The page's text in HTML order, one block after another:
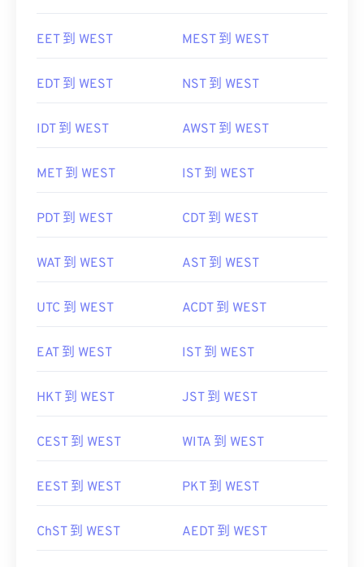
EET 到 WEST MEST 到 WEST
EDT 到 WEST NST 到 WEST
IDT 到 WEST AWST 到 WEST
MET 到 WEST IST 到 WEST
PDT 到 WEST CDT 到 WEST
WAT 到 WEST AST 到 WEST
UTC 到 WEST ACDT 到 WEST
EAT 到 WEST IST 到 WEST
HKT 到 WEST JST 到 WEST
CEST 到 WEST WITA 到 WEST
EEST 到 WEST PKT 到 WEST
ChST 到 WEST AEDT 到 WEST